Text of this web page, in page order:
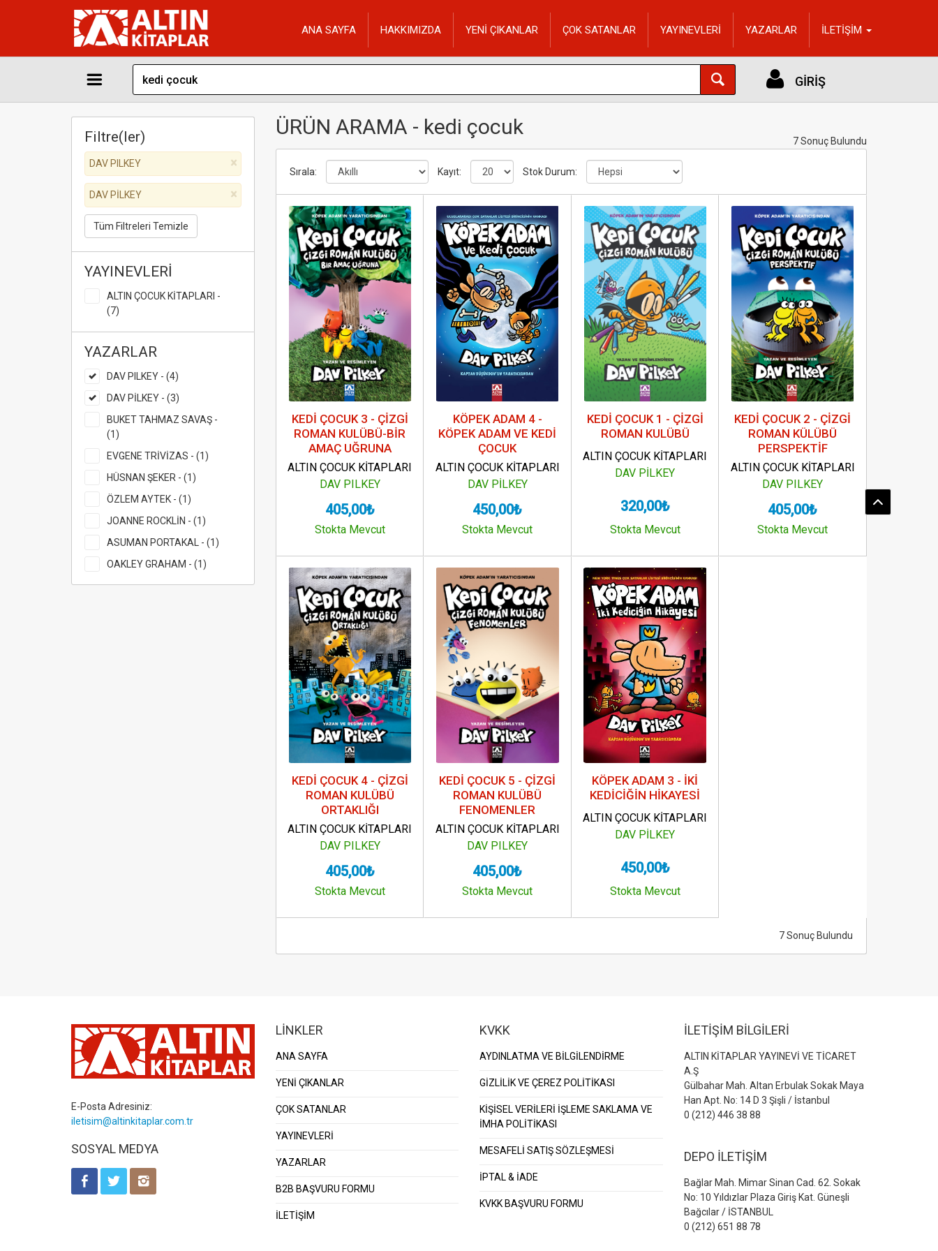
ANA SAYFA HAKKIMIZDA YENİ ÇIKANLAR ÇOK SATANLAR YAYINEVLERİ YAZARLAR İLETİŞİM
GİRİŞ
Filtre(ler)
DAV PILKEY
DAV PİLKEY
Tüm Filtreleri Temizle
YAYINEVLERİ
ALTIN ÇOCUK KİTAPLARI -
(7)
YAZARLAR
DAV PILKEY - (4)
DAV PİLKEY - (3)
BUKET TAHMAZ SAVAŞ -
(1)
EVGENE TRİVİZAS - (1)
HÜSNAN ŞEKER - (1)
ÖZLEM AYTEK - (1)
JOANNE ROCKLİN - (1)
ASUMAN PORTAKAL - (1)
OAKLEY GRAHAM - (1)
ÜRÜN ARAMA - kedi çocuk
7 Sonuç Bulundu
Sırala: Kayıt: Stok Durum:
KEDİ ÇOCUK 3 - ÇİZGİ
ROMAN KULÜBÜ-BİR
AMAÇ UĞRUNA
ALTIN ÇOCUK KİTAPLARI
DAV PILKEY
405,00₺
Stokta Mevcut
KÖPEK ADAM 4 -
KÖPEK ADAM VE KEDİ
ÇOCUK
ALTIN ÇOCUK KİTAPLARI
DAV PİLKEY
450,00₺
Stokta Mevcut
KEDİ ÇOCUK 1 - ÇİZGİ
ROMAN KULÜBÜ
ALTIN ÇOCUK KİTAPLARI
DAV PİLKEY
320,00₺
Stokta Mevcut
KEDİ ÇOCUK 2 - ÇİZGİ
ROMAN KÜLÜBÜ
PERSPEKTİF
ALTIN ÇOCUK KİTAPLARI
DAV PILKEY
405,00₺
Stokta Mevcut
KEDİ ÇOCUK 4 - ÇİZGİ
ROMAN KULÜBÜ
ORTAKLIĞI
ALTIN ÇOCUK KİTAPLARI
DAV PILKEY
405,00₺
Stokta Mevcut
KEDİ ÇOCUK 5 - ÇİZGİ
ROMAN KULÜBÜ
FENOMENLER
ALTIN ÇOCUK KİTAPLARI
DAV PILKEY
405,00₺
Stokta Mevcut
KÖPEK ADAM 3 - İKİ
KEDİCİĞİN HİKAYESİ
ALTIN ÇOCUK KİTAPLARI
DAV PİLKEY
450,00₺
Stokta Mevcut
7 Sonuç Bulundu
E-Posta Adresiniz:
iletisim@altinkitaplar.com.tr
SOSYAL MEDYA
LİNKLER
ANA SAYFA
YENİ ÇIKANLAR
ÇOK SATANLAR
YAYINEVLERİ
YAZARLAR
B2B BAŞVURU FORMU
İLETİŞİM
KVKK
AYDINLATMA VE BİLGİLENDİRME
GİZLİLİK VE ÇEREZ POLİTİKASI
KİŞİSEL VERİLERİ İŞLEME SAKLAMA VE
İMHA POLİTİKASI
MESAFELİ SATIŞ SÖZLEŞMESİ
İPTAL & İADE
KVKK BAŞVURU FORMU
İLETİŞİM BİLGİLERİ
ALTIN KİTAPLAR YAYINEVİ VE TİCARET
A.Ş
Gülbahar Mah. Altan Erbulak Sokak Maya
Han Apt. No: 14 D 3 Şişli / İstanbul
0 (212) 446 38 88
DEPO İLETİŞİM
Bağlar Mah. Mimar Sinan Cad. 62. Sokak
No: 10 Yıldızlar Plaza Giriş Kat. Güneşli
Bağcılar / İSTANBUL
0 (212) 651 88 78